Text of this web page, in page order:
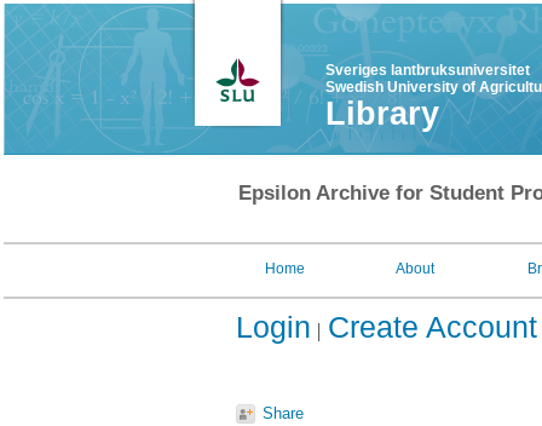
Sveriges lantbruksuniversitet
Swedish University of
Library
Epsilon Archive for Student
Home About
Login Create Account
Share